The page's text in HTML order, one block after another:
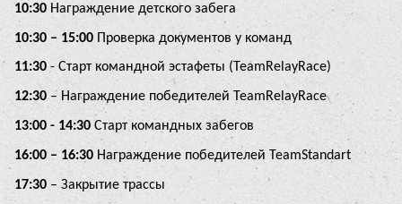
10:30 Награждение детского забега
10:30 – 15:00 Проверка документов у команд
11:30 - Старт командной эстафеты (TeamRelayRace)
12:30 – Награждение победителей TeamRelayRace
13:00 - 14:30 Старт командных забегов
16:00 – 16:30 Награждение победителей TeamStandart
17:30 – Закрытие трассы